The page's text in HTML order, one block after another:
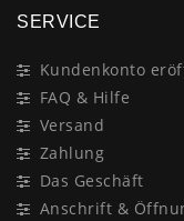
SERVICE
Kundenkonto
FAQ & Hilfe
Versand
Zahlung
Das Geschäft
Anschrift &